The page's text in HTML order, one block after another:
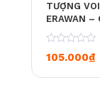
TƯỢNG
ERAWAN –
105.000₫